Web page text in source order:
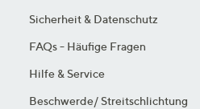
Sicherheit & Datenschutz
FAQs - Häufige Fragen
Hilfe & Service
Beschwerde/ Streitschlichtung